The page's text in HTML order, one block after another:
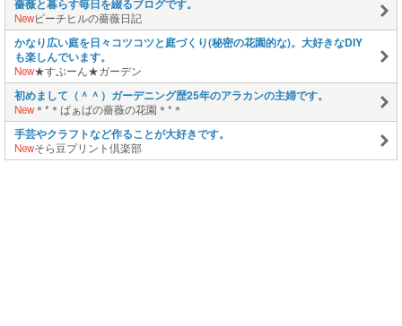
薔薇と暮らす毎日を綴るブログです。
Newピーチヒルの薔薇日記
かなり広い庭を日々コツコツと庭づくり(秘密の花園的な)。大好きなDIY
も楽しんでいます。
New★すぷーん★ガーデン
初めまして（＾＾）ガーデニング歴25年のアラカンの主婦です。
New＊*＊ばぁばの薔薇の花園＊*＊
手芸やクラフトなど作ることが大好きです。
Newそら豆プリント倶楽部